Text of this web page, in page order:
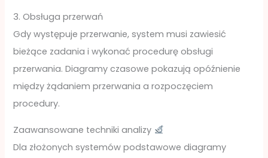
3. Obsługa przerwań
Gdy występuje przerwanie, system musi zawiesić
bieżące zadania i wykonać procedurę obsługi
przerwania. Diagramy czasowe pokazują opóźnienie
między żądaniem przerwania a rozpoczęciem
procedury.
Zaawansowane techniki analizy
Dla złożonych systemów podstawowe diagramy